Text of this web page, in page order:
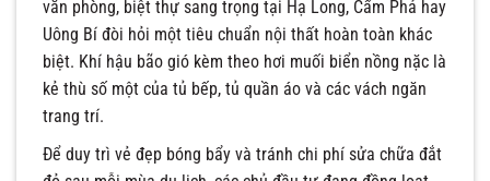
văn phòng, biệt thự sang trọng tại Hạ Long, Cẩm Phả hay
Uông Bí đòi hỏi một tiêu chuẩn nội thất hoàn toàn khác
biệt. Khí hậu bão gió kèm theo hơi muối biển nồng nặc là
kẻ thù số một của tủ bếp, tủ quần áo và các vách ngăn
trang trí.
Để duy trì vẻ đẹp bóng bẩy và tránh chi phí sửa chữa đắt